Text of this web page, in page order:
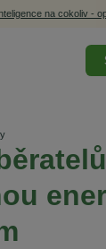
na cokoliv -